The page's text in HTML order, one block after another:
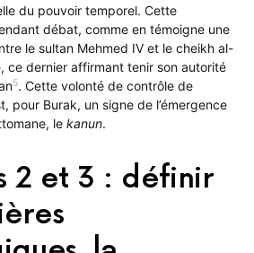
du pouvoir temporel. Cette
débat, comme en témoigne une
le sultan Mehmed IV et le cheikh al-
ce dernier affirmant tenir son autorité
5. Cette volonté de contrôle de
pour Burak, un signe de l’émergence
le kanun.
2 et 3 : définir